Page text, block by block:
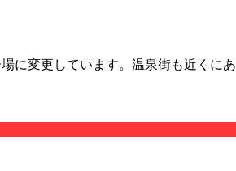
に変更しています。温泉街も近くに